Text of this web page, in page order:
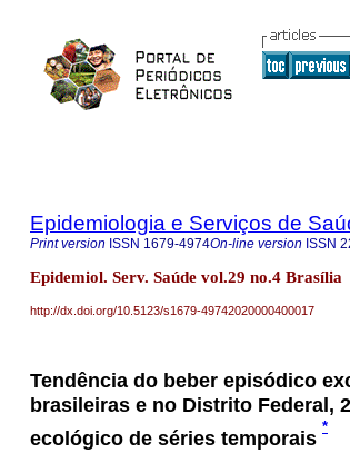
Epidemiologia e Serviços de
Print version ISSN 1679-4974On-line version ISSN
Epidemiol. Serv. Saúde vol.29 no.4
http://dx.doi.org/10.5123/s1679-49742020000400017
Tendência do beber episódico
brasileiras e no Distrito Federal,
ecológico de séries temporais
*